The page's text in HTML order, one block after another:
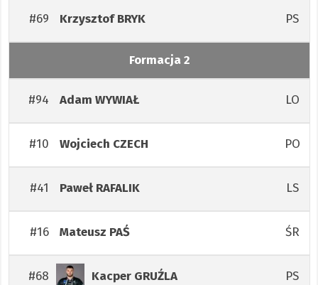
#69 KrzysztofBRYK PS
Formacja 2
#94 Adam WYWIAŁ LO
#10 Wojciech CZECH PO
#41 Paweł RAFALIK LS
#16 Mateusz PAŚ ŚR
#68 Kacper GRUŹLA PS